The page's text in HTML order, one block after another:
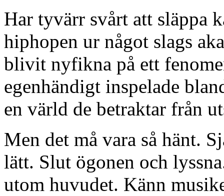
Har tyvärr svårt att släppa
hiphopen ur något slags
blivit nyfikna på ett
egenhändigt inspelade
en värld de betraktar från
Men det må vara så hänt.
lätt. Slut ögonen och
utom huvudet. Känn